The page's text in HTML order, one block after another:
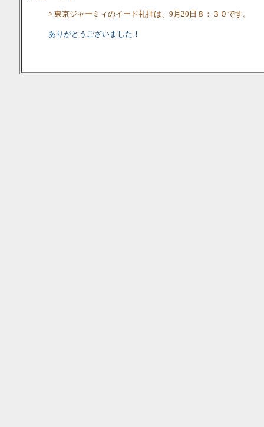
> 東京ジャーミィのイード礼拝は、9月20日８：３０です。
ありがとうございました！